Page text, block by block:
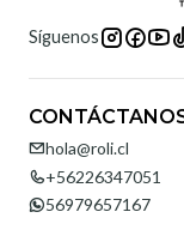
Síguenos
hola@roli.cl
+56226347051
56979657167